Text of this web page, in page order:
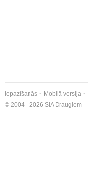
Iepazīšanās Mobilā versija
© 2004 - 2026 SIA Draugiem